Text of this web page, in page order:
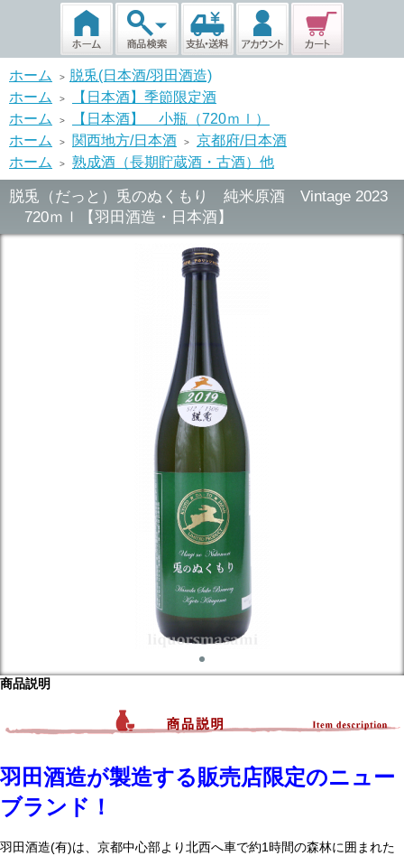
ホーム >
脱兎(日本酒/羽田酒造)
ホーム
>
【日本酒】季節限定酒
ホーム
>
【日本酒】 小瓶（720ｍｌ）
ホーム
> 関西地方/日本酒 >
京都府/日本酒
ホーム
> 熟成酒（長期貯蔵酒・古酒）他
脱兎（だっと）兎のぬくもり 純米原酒 Vintage 2023
720ｍｌ【羽田酒造・日本酒】
商品説明
羽田酒造が製造する販売店限定のニュー
ブランド！
羽田酒造(有)は、京都中心部より北西へ車で約1時間の森林に囲まれた